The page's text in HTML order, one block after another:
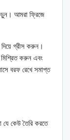
আমরা ফ্রিজে
গ্রীস করুন।
মিশ্রিত করুন এবং
বরফ রেখে সমাপ্ত
যে কেউ তৈরি করতে